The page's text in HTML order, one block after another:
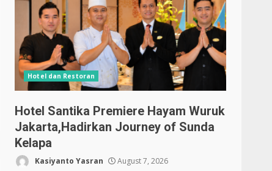
Hotel dan Restoran
Hotel Santika Premiere Hayam Wuruk
Jakarta,Hadirkan Journey of Sunda
Kelapa
Kasiyanto Yasran August 7, 2026